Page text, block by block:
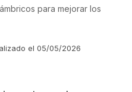
para mejorar los
el 05/05/2026